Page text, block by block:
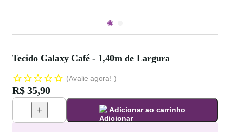
Tecido Galaxy Café - 1,40m de Largura
Avalie agora!
R$ 35,90
Adicionar ao carrinho